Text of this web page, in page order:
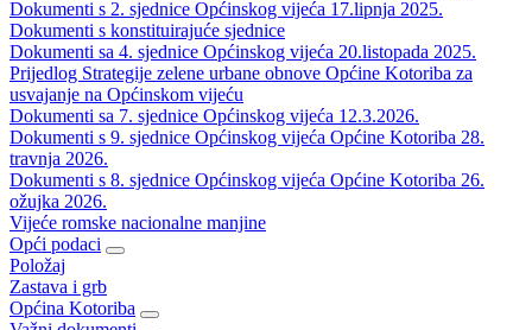
Dokumenti s 2. sjednice Općinskog vijeća 17.lipnja 2025.
Dokumenti s konstituirajuće sjednice
Dokumenti sa 4. sjednice Općinskog vijeća 20.listopada 2025.
Prijedlog Strategije zelene urbane obnove Općine Kotoriba za
usvajanje na Općinskom vijeću
Dokumenti sa 7. sjednice Općinskog vijeća 12.3.2026.
Dokumenti s 9. sjednice Općinskog vijeća Općine Kotoriba 28.
travnja 2026.
Dokumenti s 8. sjednice Općinskog vijeća Općine Kotoriba 26.
ožujka 2026.
Vijeće romske nacionalne manjine
Opći podaci
Položaj
Zastava i grb
Općina Kotoriba